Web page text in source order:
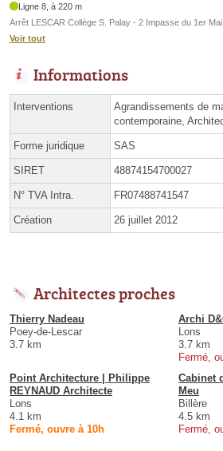
Ligne 8, à 220 m
Arrêt LESCAR Collège S. Palay - 2 Impasse du 1er Mai
Voir tout
Informations
Interventions
Agrandissements de
contemporaine,
Forme juridique SAS
SIRET 48874154700027
N° TVA Intra. FR07488741547
Création 26 juillet 2012
Architectes proches
Thierry Nadeau
Poey-de-Lescar
3.7 km
Archi
Lons
3.7 km
Fermé,
Point Architecture | Philippe
REYNAUD Architecte
Lons
4.1 km
Fermé, ouvre à 10h
Cabinet
Meu
Billère
4.5 km
Fermé,